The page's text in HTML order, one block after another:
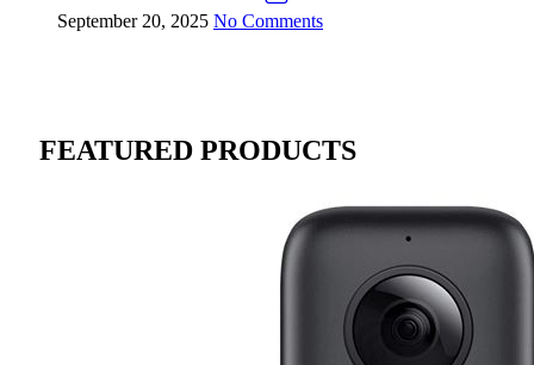
September 20, 2025 No Comments
FEATURED PRODUCTS